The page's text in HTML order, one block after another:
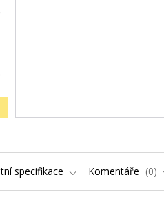
specifikace Komentáře 0